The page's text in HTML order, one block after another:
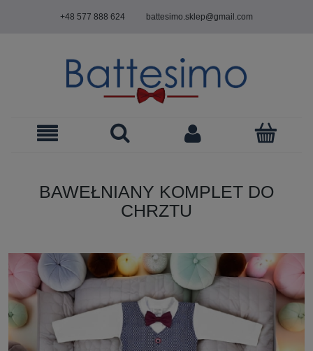
+48 577 888 624 battesimo.sklep@gmail.com
BAWEŁNIANY KOMPLET DO
CHRZTU